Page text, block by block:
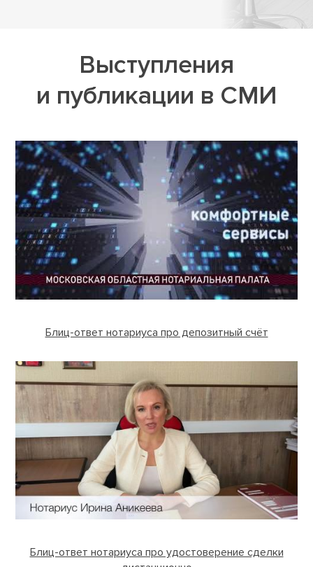
Выступления
и публикации в СМИ
Блиц-ответ нотариуса
про депозитный счёт
Блиц-ответ нотариуса про депозитный счёт
Блиц-ответ нотариуса
про удостоверение
сделки дистанционно
Блиц-ответ нотариуса про удостоверение сделки